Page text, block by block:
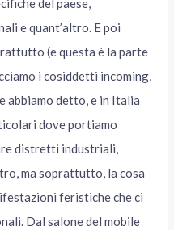
del paese,
e quant’altro. E poi
(e questa è la parte
i cosiddetti incoming,
abbiamo detto, e in Italia
dove portiamo
distretti industriali,
ma soprattutto, la cosa
feristiche che ci
Dal salone del mobile